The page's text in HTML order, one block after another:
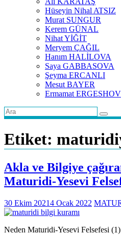
Hüseyin Nihal ATSIZ
Murat SUNGUR
Kerem GÜNAL
Nihat YİĞİT
Meryem ÇAĞIL
Hanım HALİLOVA
Saya GABBASOVA
Şeyma ERCANLI
Mesut BAYER
Ermamat ERGESHOV
Etiket:
Akla ve Bilgiye
Maturidi-Yesevi
30 Ekim 20214 Ocak 2022
Neden Maturidi-Yesevi Felsefesi